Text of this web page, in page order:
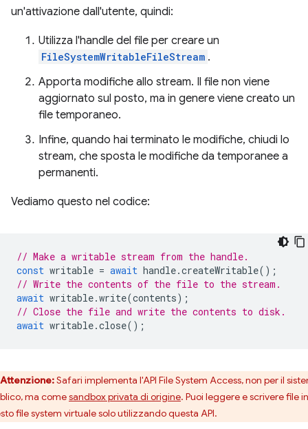
un'attivazione dall'utente, quindi:
Utilizza l'handle del file per creare un
FileSystemWritableFileStream .
Apporta modifiche allo stream. Il file non viene
aggiornato sul posto, ma in genere viene creato un
file temporaneo.
Infine, quando hai terminato le modifiche, chiudi lo
stream, che sposta le modifiche da temporanee a
permanenti.
Vediamo questo nel codice:
// Make a writable stream from the handle.
const writable = await handle.createWritable();
// Write the contents of the file to the stream.
await writable.write(contents);
// Close the file and write the contents to disk.
await writable.close();
Attenzione:Safari implementa l'API File System Access, non per il
ma comesandbox privata di origine. Puoi leggere e scrivere file in
file system virtuale solo utilizzando questa API.